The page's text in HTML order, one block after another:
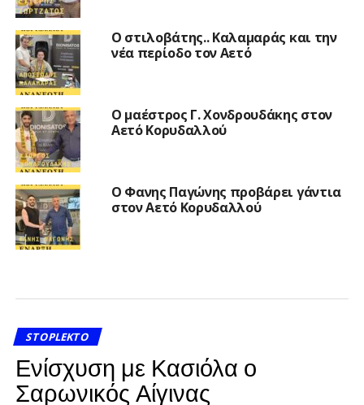
Ο στιλοβάτης.. Καλαμαράς και την
νέα περίοδο τον Αετό
Ο μαέστρος Γ. Χονδρουδάκης στον
Αετό Κορυδαλλού
Ο Φανης Παγώνης προβάρει γάντια
στον Αετό Κορυδαλλού
STOPLEKTO
Ενίσχυση με Κασιόλα ο
Σαρωνικός Αίγινας